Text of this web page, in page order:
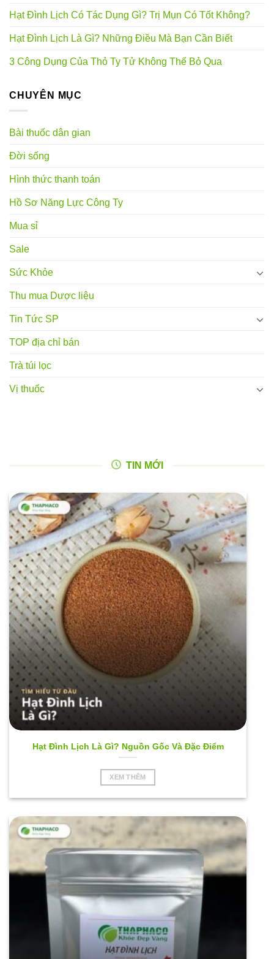
Hạt Đình Lịch Có Tác Dụng Gì? Trị Mụn Có Tốt Không?
Hạt Đình Lịch Là Gì? Những Điều Mà Bạn Cần Biết
3 Công Dụng Của Thỏ Ty Tử Không Thể Bỏ Qua
CHUYÊN MỤC
Bài thuốc dân gian
Đời sống
Hình thức thanh toán
Hồ Sơ Năng Lực Công Ty
Mua sỉ
Sale
Sức Khỏe
Thu mua Dược liệu
Tin Tức SP
TOP địa chỉ bán
Trà túi lọc
Vị thuốc
TIN MỚI
Hạt Đình Lịch Là Gì? Nguồn Gốc Và Đặc Điểm
XEM THÊM